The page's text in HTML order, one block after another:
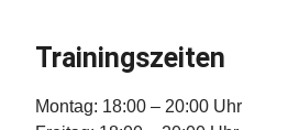
Trainingszeiten
Montag: 18:00 – 20:00 Uhr